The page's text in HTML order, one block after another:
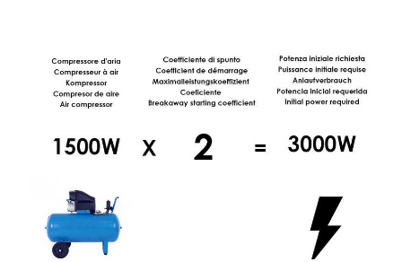
Sunseeker
TecnoGen
Telwin
Tenco
Tineco